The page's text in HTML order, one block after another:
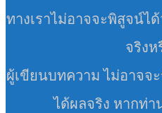
ทางเราไม่อาจจะพิสูจน์ไ
จริงห
ผู้เขียนบทความ ไม่อาจจ
ได้ผลจริง หากท่